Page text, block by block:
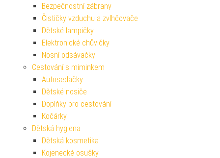
Bezpečnostní zábrany
Čističky vzduchu a zvlhčovače
Dětské lampičky
Elektronické chůvičky
Nosní odsávačky
Cestování s miminkem
Autosedačky
Dětské nosiče
Doplňky pro cestování
Kočárky
Dětská hygiena
Dětská kosmetika
Kojenecké osušky